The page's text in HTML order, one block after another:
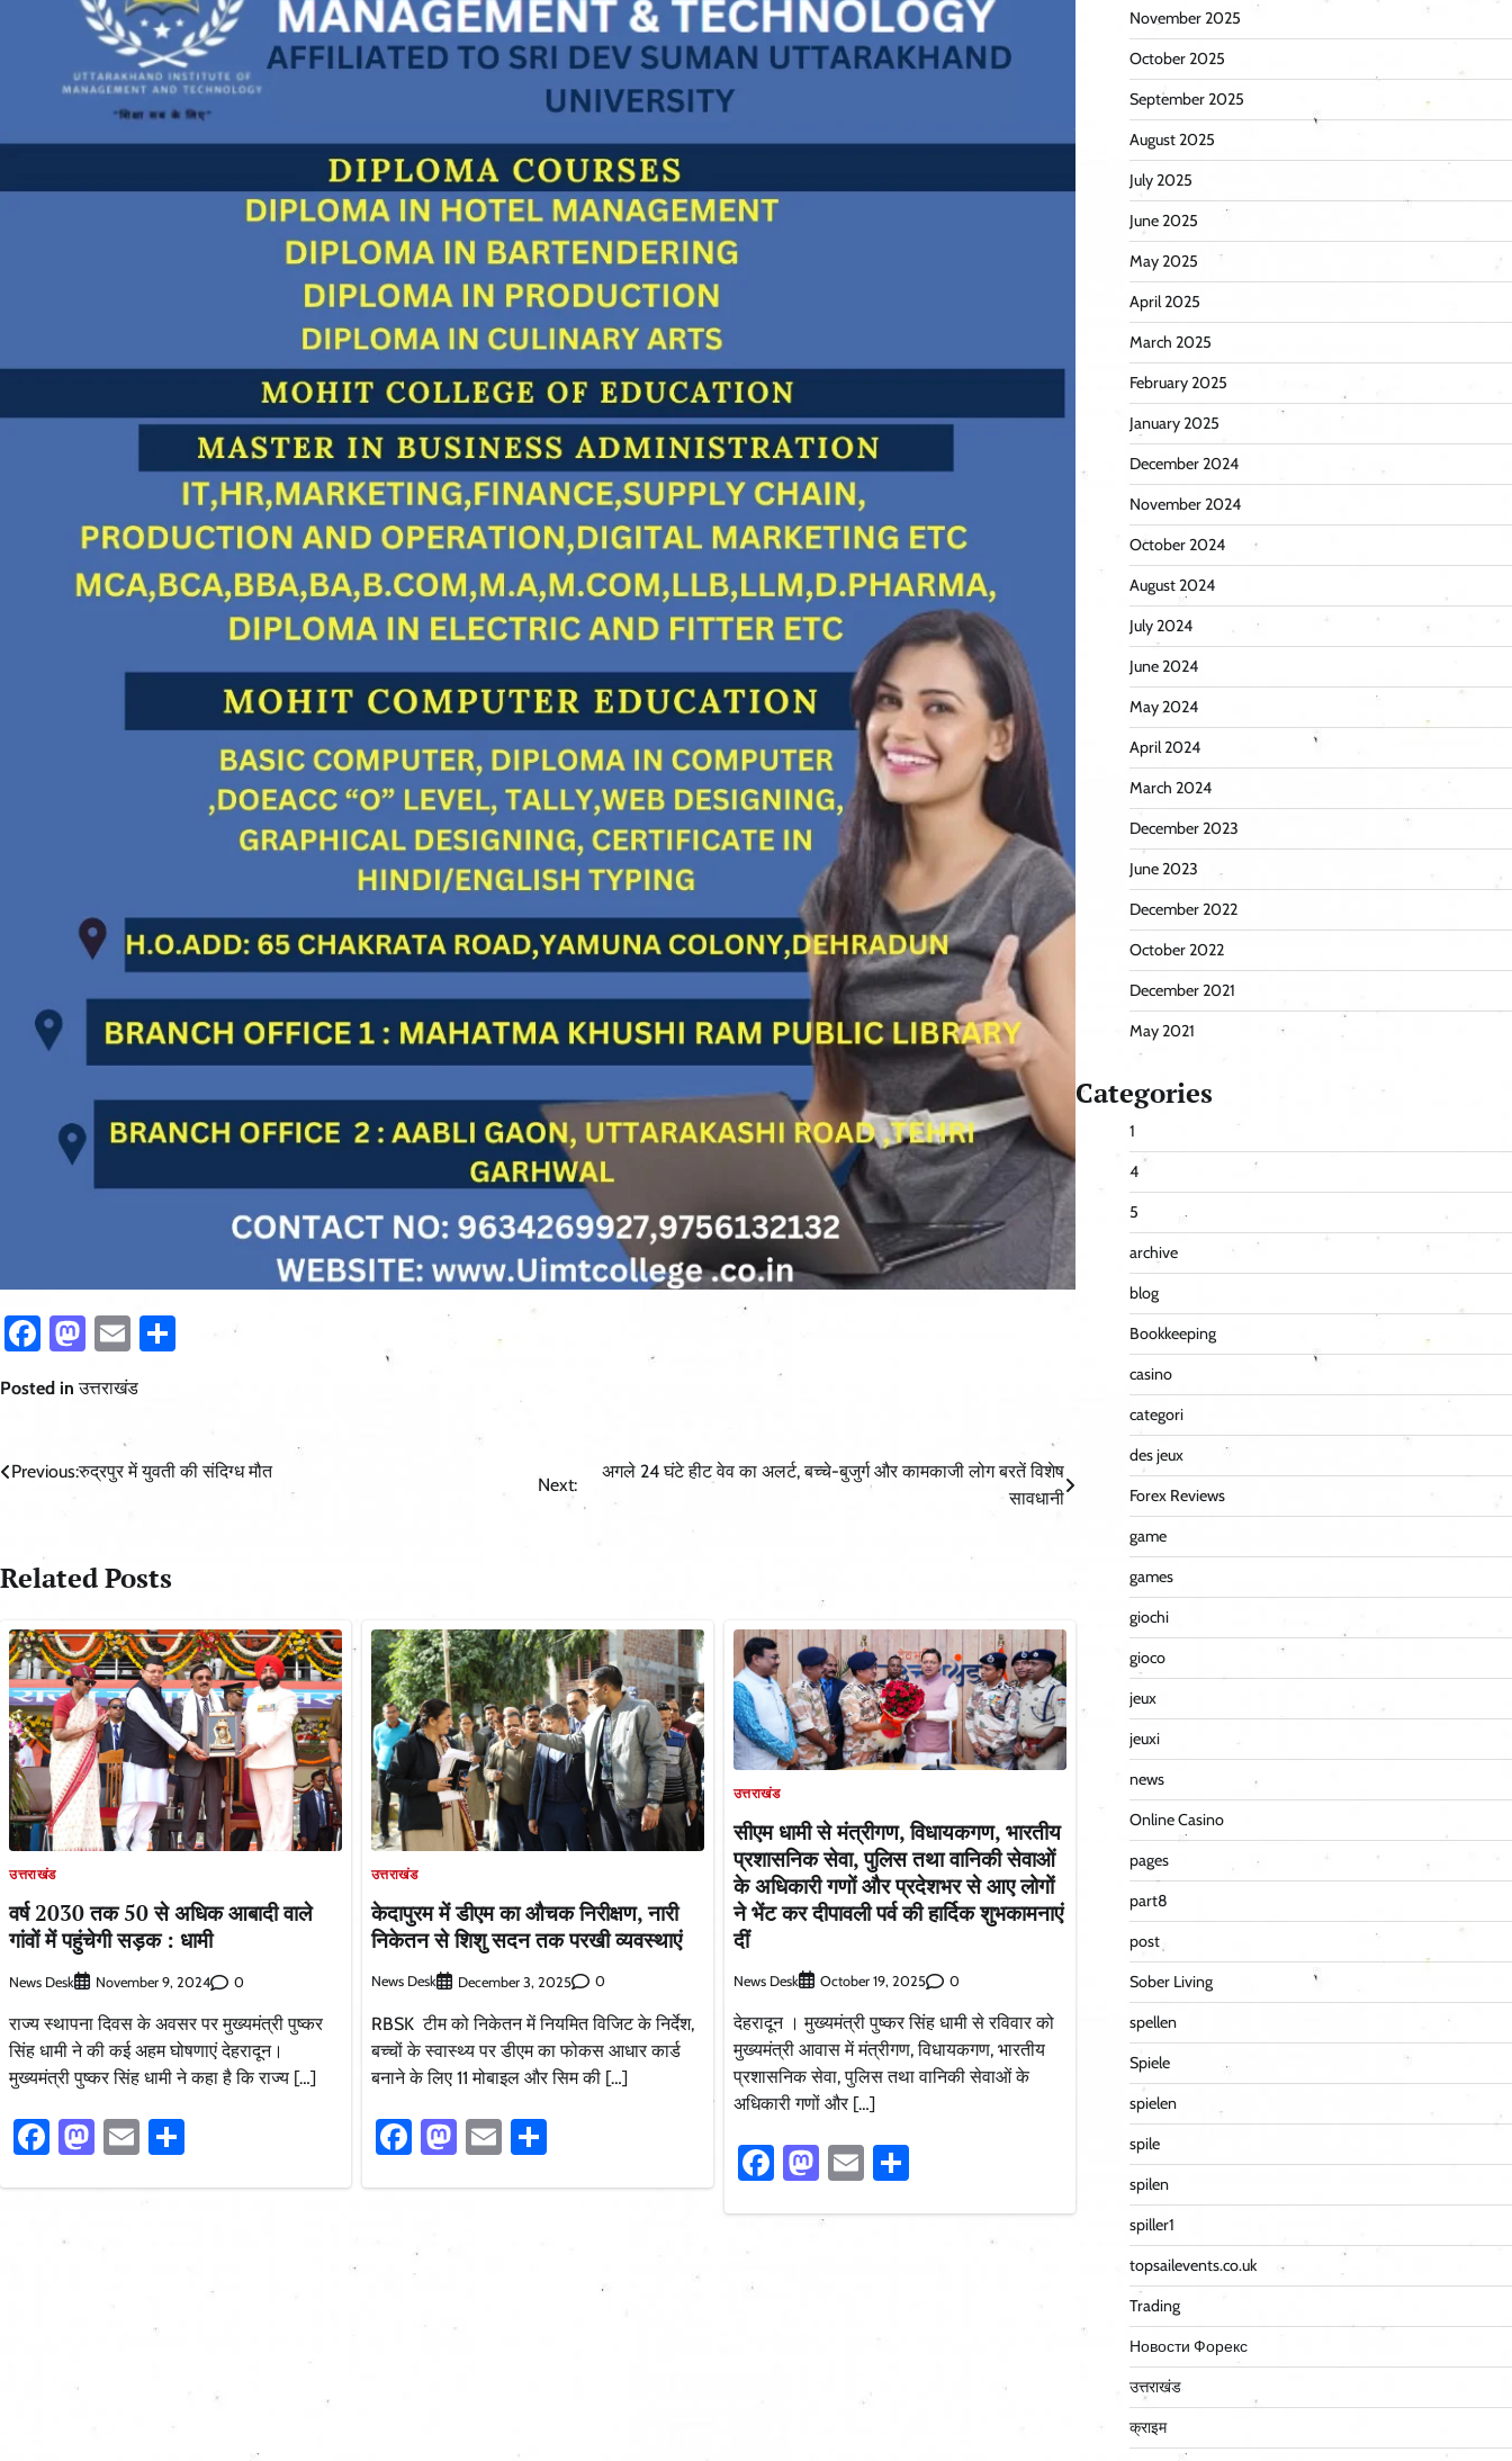
Facebook
Mastodon
EmailShare
Posted inउत्तराखंड
Post
Previous:रुद्रपुर में युवती की संदिग्ध मौत
Next:
अगले 24 घंटे हीट वेव का अलर्ट, बच्चे-बुजुर्ग और कामकाजी लोग बरतें विशेष
सावधानी
Related Posts
उत्तराखंड
वर्ष 2030 तक 50 से अधिक आबादी वाले
गांवों में पहुंचेगी सड़क : धामी
News Desk November 9, 2024 0
राज्य स्थापना दिवस के अवसर पर मुख्यमंत्री पुष्कर
सिंह धामी ने की कई अहम घोषणाएं देहरादून।
मुख्यमंत्री पुष्कर सिंह धामी ने कहा है कि राज्य […]
Facebook
Mastodon
Email
उत्तराखंड
केदापुरम में डीएम का औचक निरीक्षण, नारी
निकेतन से शिशु सदन तक परखी व्यवस्थाएं
News Desk December 3, 2025 0
RBSK टीम को निकेतन में नियमित विजिट के निर्देश,
बच्चों के स्वास्थ्य पर डीएम का फोकस आधार कार्ड
बनाने के लिए 11 मोबाइल और सिम की […]
Facebook
Mastodon
EmailShare
उत्तराखंड
सीएम धामी से मंत्रीगण, विधायकगण, भारतीय
प्रशासनिक सेवा, पुलिस तथा वानिकी सेवाओं
के अधिकारी गणों और प्रदेशभर से आए लोगों
ने भेंट कर दीपावली पर्व की हार्दिक शुभकामनाएं
दीं
News Desk October 19, 2025 0
देहरादून । मुख्यमंत्री पुष्कर सिंह धामी से रविवार को
मुख्यमंत्री आवास में मंत्रीगण, विधायकगण, भारतीय
प्रशासनिक सेवा, पुलिस तथा वानिकी सेवाओं के
अधिकारी गणों और […]
Facebook
Mastodon
EmailShare
November 2025
October 2025
September 2025
August 2025
July 2025
June 2025
May 2025
April 2025
March 2025
February 2025
January 2025
December 2024
November 2024
October 2024
August 2024
July 2024
June 2024
May 2024
April 2024
March 2024
December 2023
June 2023
December 2022
October 2022
December 2021
May 2021
Categories
1
4
5
archive
blog
Bookkeeping
casino
categori
des jeux
Forex Reviews
game
games
giochi
gioco
jeux
jeuxi
news
Online Casino
pages
part8
post
Sober Living
spellen
Spiele
spielen
spile
spilen
spiller1
topsailevents.co.uk
Trading
Новости Форекс
उत्तराखंड
क्राइम